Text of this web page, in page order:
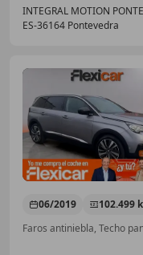
INTEGRAL MOTION
ES-36164 Pontevedra
06/2019 102.499